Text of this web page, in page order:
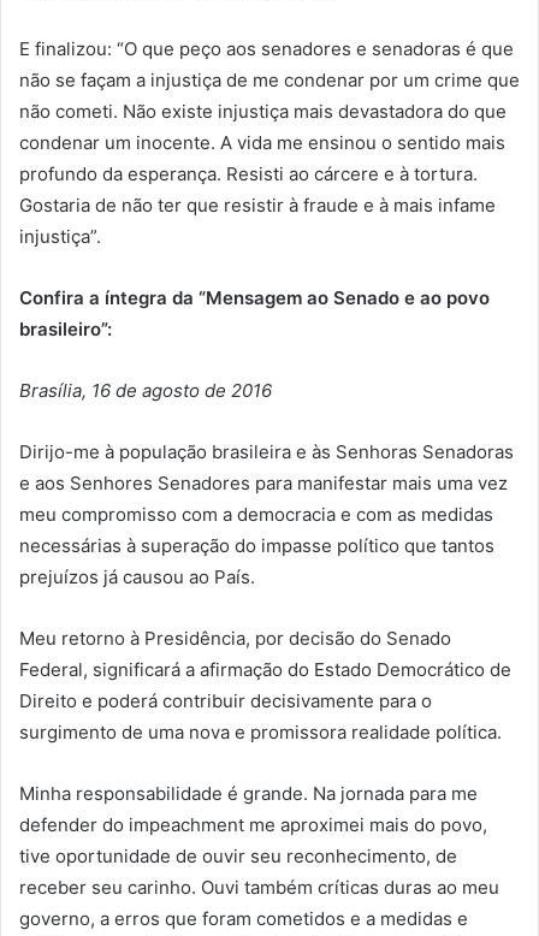
E finalizou: “O que peço aos senadores e senadoras é que
não se façam a injustiça de me condenar por um crime que
não cometi. Não existe injustiça mais devastadora do que
condenar um inocente. A vida me ensinou o sentido mais
profundo da esperança. Resisti ao cárcere e à tortura.
Gostaria de não ter que resistir à fraude e à mais infame
injustiça”.
Confira a íntegra da “Mensagem ao Senado e ao povo
brasileiro”:
Brasília, 16 de agosto de 2016
Dirijo-me à população brasileira e às Senhoras Senadoras
e aos Senhores Senadores para manifestar mais uma vez
meu compromisso com a democracia e com as medidas
necessárias à superação do impasse político que tantos
prejuízos já causou ao País.
Meu retorno à Presidência, por decisão do Senado
Federal, significará a afirmação do Estado Democrático de
Direito e poderá contribuir decisivamente para o
surgimento de uma nova e promissora realidade política.
Minha responsabilidade é grande. Na jornada para me
defender do impeachment me aproximei mais do povo,
tive oportunidade de ouvir seu reconhecimento, de
receber seu carinho. Ouvi também críticas duras ao meu
governo, a erros que foram cometidos e a medidas e